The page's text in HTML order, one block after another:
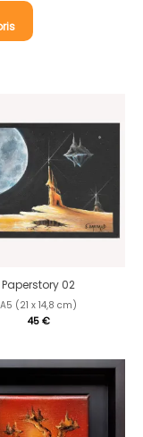
Paperstory 02
A5 (21 x 14,8 cm)
45 €